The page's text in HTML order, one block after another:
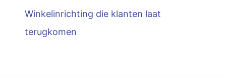
Winkelinrichting die klanten laat
terugkomen